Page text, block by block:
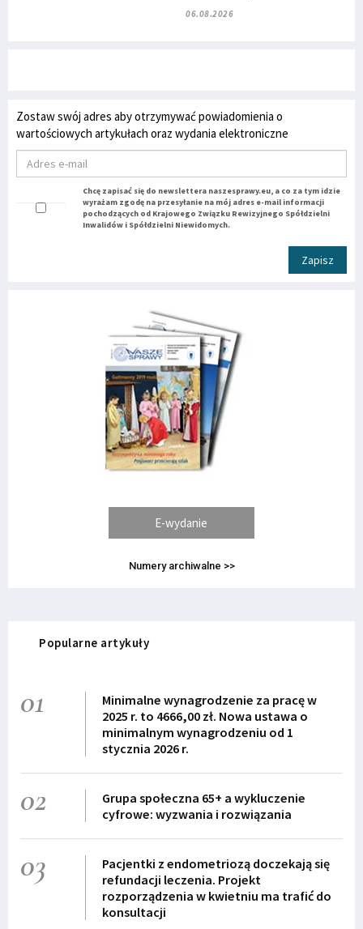
06.08.2026
Zostaw swój adres aby otrzymywać powiadomienia o
wartościowych artykułach oraz wydania elektroniczne
Chcę zapisać się do newslettera naszesprawy.eu, a co za tym idzie
wyrażam zgodę na przesyłanie na mój adres e-mail informacji
pochodzących od Krajowego Związku Rewizyjnego Spółdzielni
Inwalidów i Spółdzielni Niewidomych.
Zapisz
E-wydanie
Numery archiwalne >>
Popularne artykuły
01
Minimalne wynagrodzenie za pracę w
2025 r. to 4666,00 zł. Nowa ustawa o
minimalnym wynagrodzeniu od 1
stycznia 2026 r.
02
Grupa społeczna 65+ a wykluczenie
cyfrowe: wyzwania i rozwiązania
03
Pacjentki z endometriozą doczekają się
refundacji leczenia. Projekt
rozporządzenia w kwietniu ma trafić do
konsultacji